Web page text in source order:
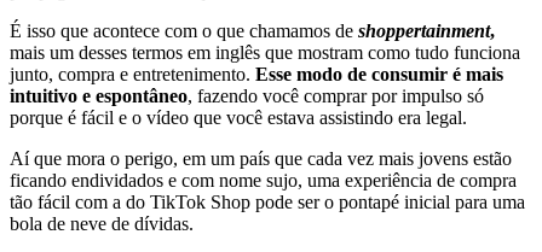
É isso que acontece com o que chamamos de shoppertainment,
mais um desses termos em inglês que mostram como tudo funciona
junto, compra e entretenimento. Esse modo de consumir é mais
intuitivo e espontâneo, fazendo você comprar por impulso só
porque é fácil e o vídeo que você estava assistindo era legal.
Aí que mora o perigo, em um país que cada vez mais jovens estão
ficando endividados e com nome sujo, uma experiência de compra
tão fácil com a do TikTok Shop pode ser o pontapé inicial para uma
bola de neve de dívidas.